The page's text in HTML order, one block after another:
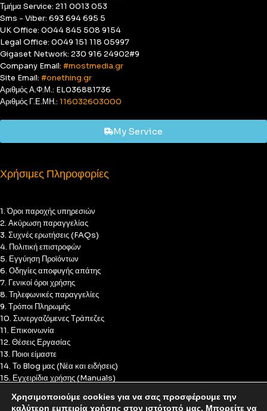
Τμήμα Service: 211 0013 053
Sms - Viber: 693 694 695 5
UK Office: 0044 845 508 9154
Legal Office: 0049 151 118 05997
Gigaset Network: 230 916 24902#9
Company Email: #mostmedia.gr
Site Email: #onething.gr
Αριθμός Α.Φ.Μ.: EL036881736
Αριθμός Γ.Ε.ΜΗ.: 116032603000
My Service
Χρήσιμες Πληροφορίες
1. Όροι παροχής υπηρεσιών
2. Ακύρωση παραγγελίας
3. Συχνές ερωτήσεις (FAQs)
4. Πολιτική επιστροφών
5. Εγγύηση Προϊόντων
6. Οδηγίες αποφυγής απάτης
7. Γενικοί όροι χρήσης
8. Τηλεφωνικές παραγγελίες
9. Τρόποι Πληρωμής
10. Συνεργαζόμενες Τράπεζες
11. Επικοινωνία
12. Θέσεις Εργασίας
13. Ποιοι είμαστε
14. Το Blog μας (Νέα και ειδήσεις)
15. Εγχειρίδια χρήσης (Manuals)
17. Πολιτική Cookies
Χρησιμοποιούμε cookies για να σας προσφέρουμε την
καλύτερη εμπειρία χρήσης στον ιστότοπό μας. Μπορείτε να